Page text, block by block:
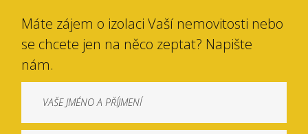
Máte zájem o izolaci Vaší nemovitosti nebo
se chcete jen na něco zeptat? Napište
nám.